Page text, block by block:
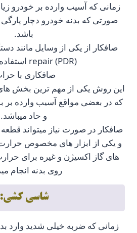
زمانی که آسیب وارده بر خودرو
صورتی که بدنه خودرو دچار
باشد.
repair (PDR) استفاده میکنید .
صافکاری با
این روش یکی از مهم ترین بخش
که در بعضی مواقع آسیب وارده بر
و حاد میباشد.
صافکار در صورت نیاز میتواند قطعه
و یکی از ابزار های مخصوص
های گاز اکسیژن و غیره برای
روی بدنه انجام
شاسی کشی:
زمانی که ضربه خیلی شدید وارد